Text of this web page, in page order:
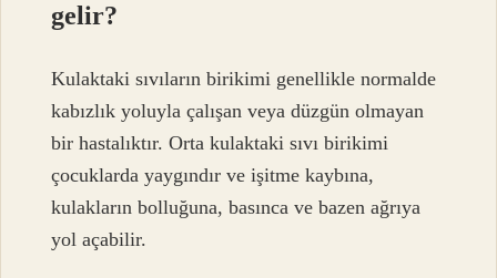
gelir?
Kulaktaki sıvıların birikimi genellikle normalde
kabızlık yoluyla çalışan veya düzgün olmayan
bir hastalıktır. Orta kulaktaki sıvı birikimi
çocuklarda yaygındır ve işitme kaybına,
kulakların bolluğuna, basınca ve bazen ağrıya
yol açabilir.